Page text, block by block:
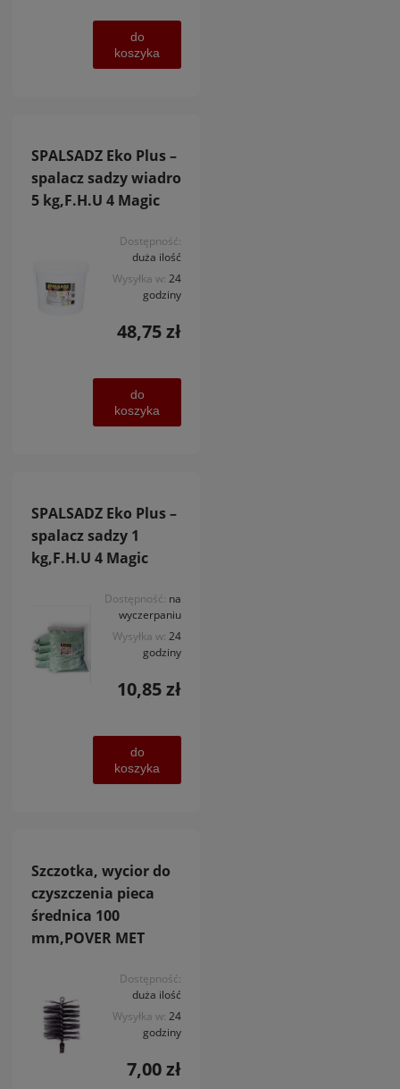
do
koszyka
SPALSADZ Eko Plus –
spalacz sadzy wiadro
5 kg,F.H.U 4 Magic
Dostępność:
duża ilość
Wysyłka w: 24
godziny
48,75 zł
do
koszyka
SPALSADZ Eko Plus –
spalacz sadzy 1
kg,F.H.U 4 Magic
Dostępność: na
wyczerpaniu
Wysyłka w: 24
godziny
10,85 zł
do
koszyka
Szczotka, wycior do
czyszczenia pieca
średnica 100
mm,POVER MET
Dostępność:
duża ilość
Wysyłka w: 24
godziny
7,00 zł